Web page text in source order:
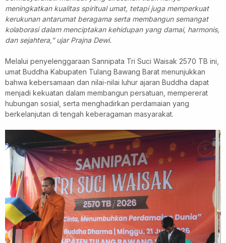
meningkatkan kualitas spiritual umat, tetapi juga memperkuat
kerukunan antarumat beragama serta membangun semangat
kolaborasi dalam menciptakan kehidupan yang damai, harmonis,
dan sejahtera,” ujar Prajna Dewi.
Melalui penyelenggaraan Sannipata Tri Suci Waisak 2570 TB ini,
umat Buddha Kabupaten Tulang Bawang Barat menunjukkan
bahwa kebersamaan dan nilai-nilai luhur ajaran Buddha dapat
menjadi kekuatan dalam membangun persatuan, mempererat
hubungan sosial, serta menghadirkan perdamaian yang
berkelanjutan di tengah keberagaman masyarakat.